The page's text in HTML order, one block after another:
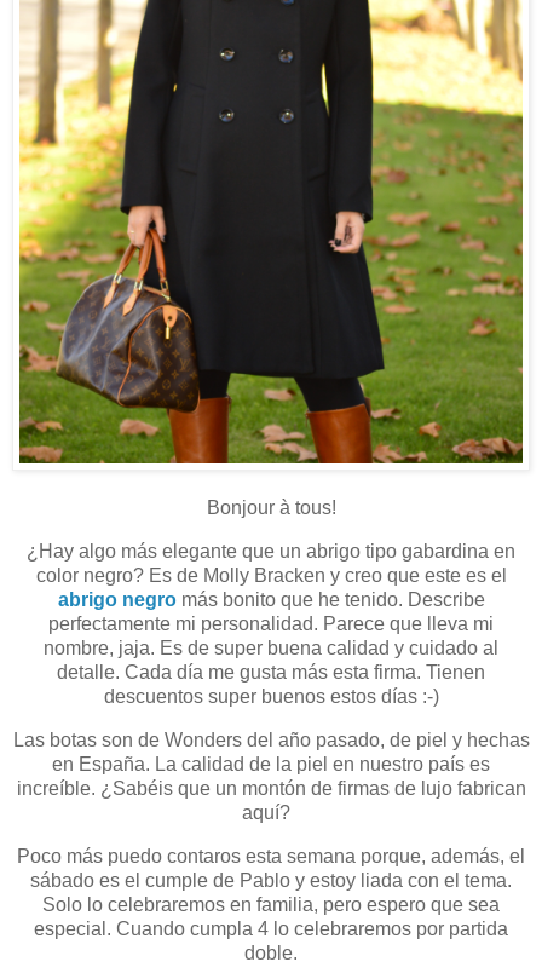
Bonjour à tous!
¿Hay algo más elegante que un abrigo tipo gabardina en
color negro? Es de Molly Bracken y creo que este es el
abrigo negromás bonito que he tenido. Describe
perfectamente mi personalidad. Parece que lleva mi
nombre, jaja. Es de super buena calidad y cuidado al
detalle. Cada día me gusta más esta firma. Tienen
descuentos super buenos estos días :-)
Las botas son de Wonders del año pasado, de piel y hechas
en España. La calidad de la piel en nuestro país es
increíble. ¿Sabéis que un montón de firmas de lujo fabrican
aquí?
Poco más puedo contaros esta semana porque, además, el
sábado es el cumple de Pablo y estoy liada con el tema.
Solo lo celebraremos en familia, pero espero que sea
especial. Cuando cumpla 4 lo celebraremos por partida
doble.